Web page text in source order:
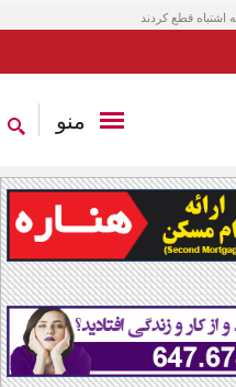
قطع کردند
منو